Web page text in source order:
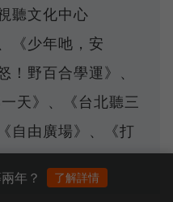
聽文化中心
《少年吔，安
！野百合學運》、
天》、《台北聽三
自由廣場》、《打
年？ 了解詳情